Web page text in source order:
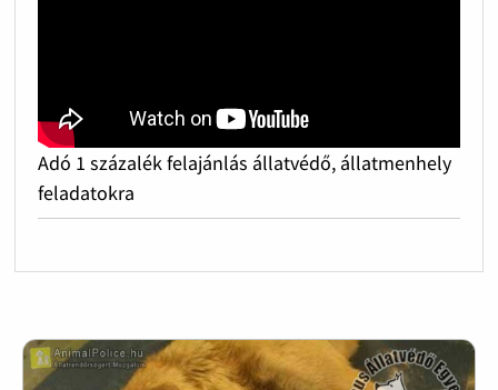
Adó 1 százalék felajánlás állatvédő, állatmenhely
feladatokra